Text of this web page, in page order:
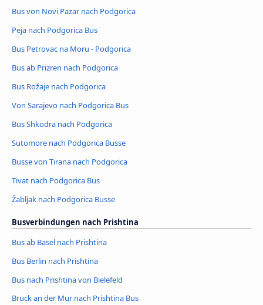
Bus von Novi Pazar nach Podgorica
Peja nach Podgorica Bus
Bus Petrovac na Moru - Podgorica
Bus ab Prizren nach Podgorica
Bus Rožaje nach Podgorica
Von Sarajevo nach Podgorica Bus
Bus Shkodra nach Podgorica
Sutomore nach Podgorica Busse
Busse von Tirana nach Podgorica
Tivat nach Podgorica Bus
Žabljak nach Podgorica Busse
Busverbindungen nach Prishtina
Bus ab Basel nach Prishtina
Bus Berlin nach Prishtina
Bus nach Prishtina von Bielefeld
Bruck an der Mur nach Prishtina Bus